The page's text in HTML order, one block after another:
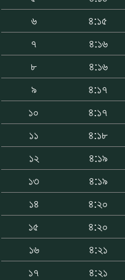
৬
৪:১৫
৭
৪:১৬
৮
৪:১৬
৯
৪:১৭
১০
৪:১৭
১১
৪:১৮
১২
৪:১৯
১৩
৪:১৯
১৪
৪:২০
১৫
৪:২০
১৬
৪:২১
১৭
৪:২১